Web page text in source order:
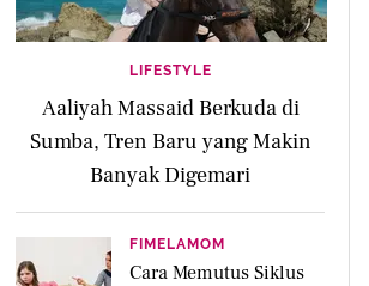
LIFESTYLE
Aaliyah Massaid Berkuda di
Sumba, Tren Baru yang Makin
Banyak Digemari
FIMELAMOM
Cara Memutus Siklus